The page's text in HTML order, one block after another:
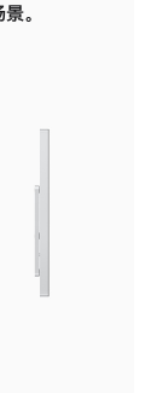
。